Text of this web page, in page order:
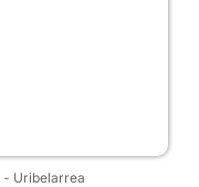
- Uribelarrea